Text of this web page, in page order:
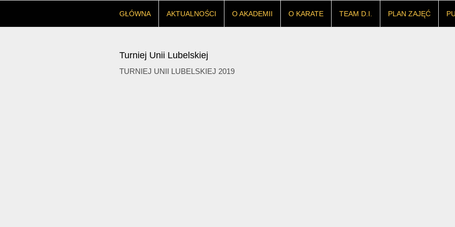
GŁÓWNA AKTUALNOŚCI O AKADEMII O KARATE TEAM D.I. PLAN ZAJĘĆ
Turniej Unii Lubelskiej
TURNIEJ UNII LUBELSKIEJ 2019